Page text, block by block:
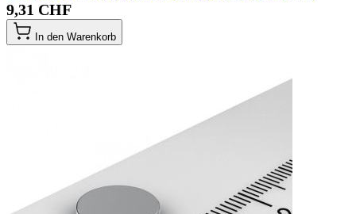
9,31 CHF
In den Warenkorb